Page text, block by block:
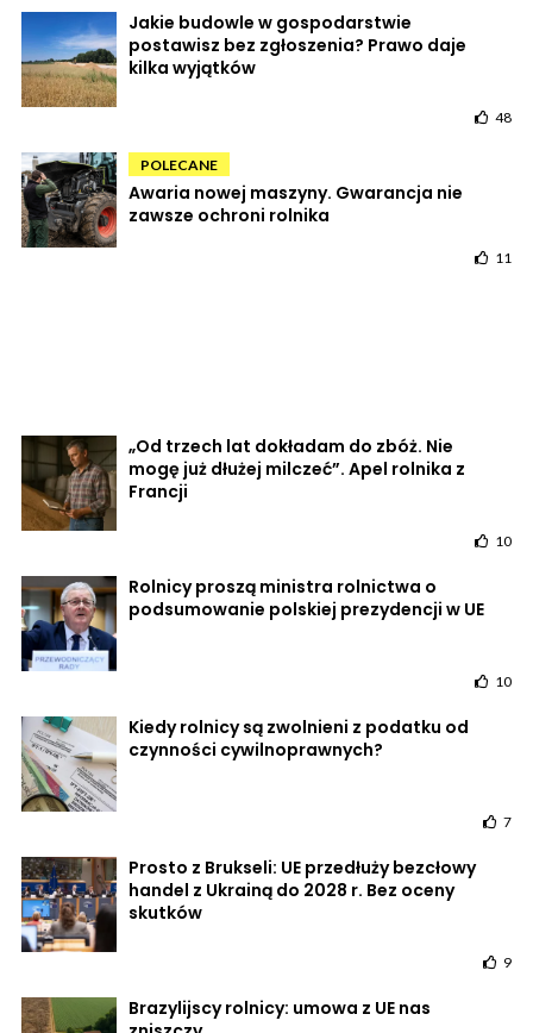
Jakie budowle w gospodarstwie
postawisz bez zgłoszenia? Prawo daje
kilka wyjątków
48
POLECANE
Awaria nowej maszyny. Gwarancja nie
zawsze ochroni rolnika
11
„Od trzech lat dokładam do zbóż. Nie
mogę już dłużej milczeć”. Apel rolnika z
Francji
10
Rolnicy proszą ministra rolnictwa o
podsumowanie polskiej prezydencji w UE
10
Kiedy rolnicy są zwolnieni z podatku od
czynności cywilnoprawnych?
7
Prosto z Brukseli: UE przedłuży bezcłowy
handel z Ukrainą do 2028 r. Bez oceny
skutków
9
Brazylijscy rolnicy: umowa z UE nas